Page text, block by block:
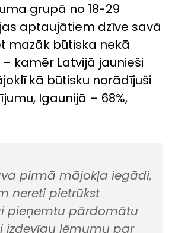
grupā no 18-29
aptaujātiem dzīve savā
mazāk būtiska nekā
kamēr Latvijā jaunieši
kā būtisku norādījuši
Igaunijā – 68%,
pirmā mājokļa iegādi,
nereti pietrūkst
pieņemtu pārdomātu
izdevīgu lēmumu par